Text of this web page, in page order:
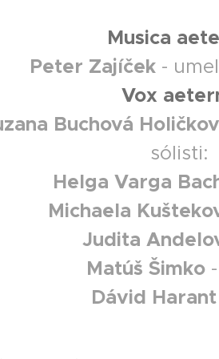
Musica
Peter Zajíček -
Vox
Buchová
sólisti:
Helga Varga
Michaela
Judita
Matúš Šimko-
Dávid Harant